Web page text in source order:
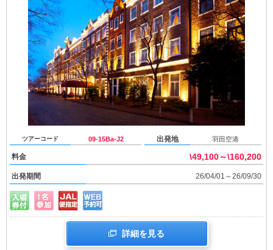
ツアーコード 09-15Ba-J2 出発地 羽田空港
料金 \49,100～\160,200
出発期間 26/04/01～26/09/30
詳細を見る